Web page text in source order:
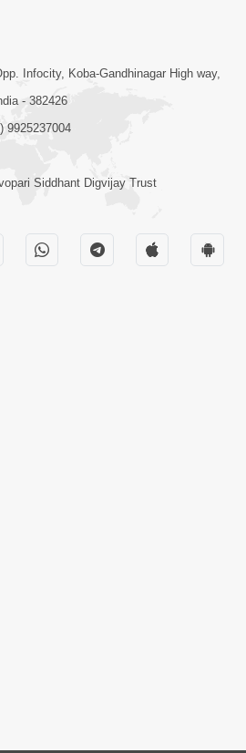
Infocity, Koba-Gandhinagar High way,
- 382426
9925237004
Siddhant Digvijay Trust